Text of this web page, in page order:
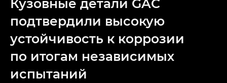
подтвердили высокую
устойчивость к коррозии
по итогам независимых
испытаний